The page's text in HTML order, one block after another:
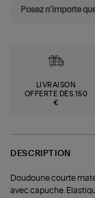
LIVRAISON
OFFERTE DÈS 150
€
DESCRIPTION
Doudoune courte
avec capuche.